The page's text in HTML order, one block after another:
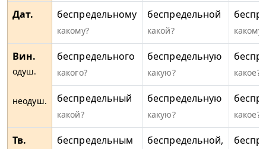
Дат. беспредельному
какому?
беспредельной
какой? какому?
Вин.
одуш.
неодуш.
беспредельного
какого?
беспредельную
какую? какое?
беспредельный
какой?
беспредельную
какую? какое?
Тв. беспредельным
беспредельной,